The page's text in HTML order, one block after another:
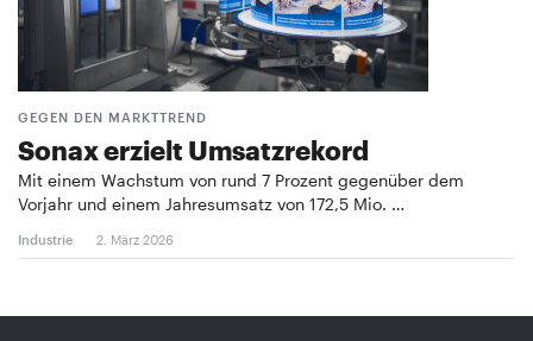
GEGEN DEN MARKTTREND
Sonax erzielt Umsatzrekord
Mit einem Wachstum von rund 7 Prozent gegenüber dem
Vorjahr und einem Jahresumsatz von 172,5 Mio. …
Industrie 2. März 2026